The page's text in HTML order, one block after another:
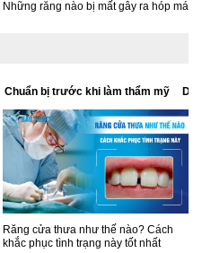
Những răng nào bị mất gây ra hóp má
Chuẩn bị trước khi làm thẩm mỹ
Răng cửa thưa như thế nào? Cách
khắc phục tình trạng này tốt nhất